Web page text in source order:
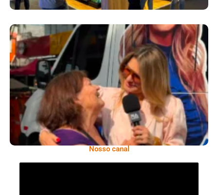
​Segurança Pública Lidera Queixas De
Moradores Do Rio Em Escuta Promovida Por
Antônia Fontenelle
Nosso canal